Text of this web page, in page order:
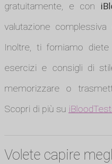
gratuitamente, e con
valutazione
Inoltre, ti forniamo
esercizi e consigli di
memorizzare o
Scopri di più su
Volete capire